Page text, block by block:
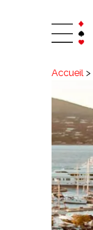
Accueil >